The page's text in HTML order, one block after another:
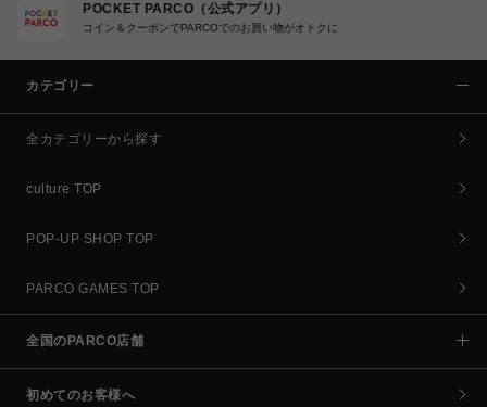
POCKET PARCO（公式アプリ）
コイン＆クーポンでPARCOでのお買い物がオトクに
カテゴリー
全カテゴリーから探す
culture TOP
POP-UP SHOP TOP
PARCO GAMES TOP
全国のPARCO店舗
初めてのお客様へ